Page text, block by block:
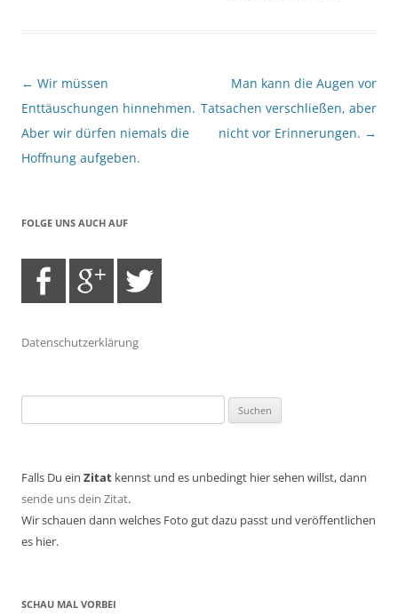
Beitragsnavigation
← Wir müssen
Enttäuschungen hinnehmen.
Aber wir dürfen niemals die
Hoffnung aufgeben.
Man kann die Augen vor
Tatsachen verschließen, aber
nicht vor Erinnerungen. →
FOLGE UNS AUCH AUF
Datenschutzerklärung
nach:
Falls Du ein Zitat kennst und es unbedingt hier sehen willst, dann
sende uns dein Zitat.
Wir schauen dann welches Foto gut dazu passt und veröffentlichen
es hier.
SCHAU MAL VORBEI